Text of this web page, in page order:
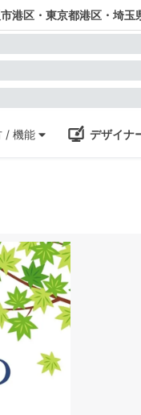
港区・東京都港区・埼玉
/ 機能 デザイナ